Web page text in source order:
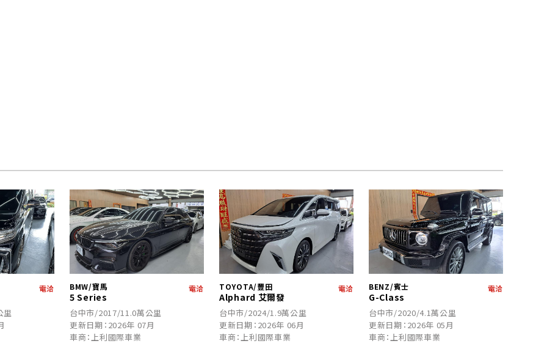
電洽
里
BMW/寶馬
5 Series
電洽
台中市/2017/11.0萬公里
更新日期：2026年 07月
車商：上利國際車業
TOYOTA/豐田
Alphard 艾爾發
電洽
台中市/2024/1.9萬公里
更新日期：2026年 06月
車商：上利國際車業
BENZ/賓士
G-Class
電洽
台中市/2020/4.1萬公里
更新日期：2026年 05月
車商：上利國際車業